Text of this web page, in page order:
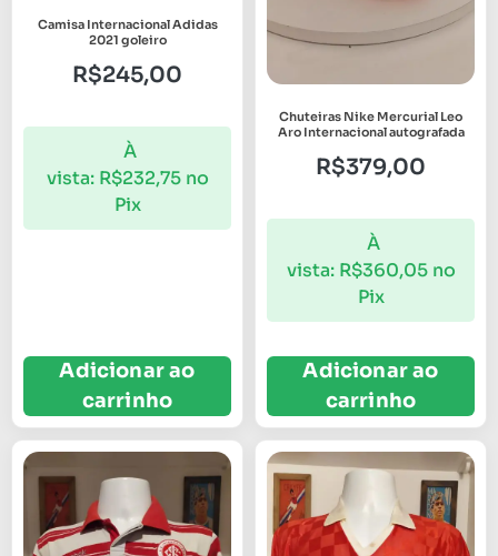
Camisa Internacional Adidas
2021 goleiro
R$245,00
À
vista: R$232,75 no
Pix
Adicionar ao
carrinho
Chuteiras Nike Mercurial Leo
Aro Internacional autografada
R$379,00
À
vista: R$360,05 no
Pix
Adicionar ao
carrinho